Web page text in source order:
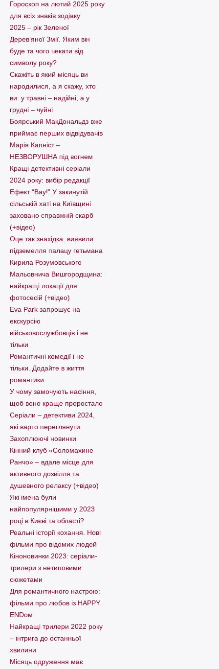
Гороскоп на лютий 2025 року
для всіх знаків зодіаку
2025 – рік Зеленої
Дерев’яної Змії. Яким він
буде та чого чекати від
символу року?
Скажіть в який місяць ви
народилися, а я скажу, хто
ви: у травні – надійні, а у
грудні – чуйні
Боярський МакДональдз вже
приймає перших відвідувачів
Марія Капніст –
НЕЗВОРУШНА під вогнем
Кращі детективні серіали
2024 року: вибір редакції
Ефект “Вау!” У закинутій
сільській хаті на Київщині
заховано справжній скарб
(+відео)
Оце так знахідка: виявили
підземелля палацу гетьмана
Кирила Розумовського
Мальовнича Вишгородщина:
найкращі локації для
фотосесій (+відео)
Eva Park запрошує на
екскурсію
військовослужбовців і не
тільки
Романтичні комедії і не
тільки. Додайте в життя
романтики
У чому замочують насіння,
щоб воно краще проростало
Серіали – детективи 2024,
які варто пеpеглянути.
Захоплюючі новинки
Кінний клуб «Соломахине
Ранчо» – вдале місце для
активного дозвілля та
душевного релаксу (+відео)
Які імена були
найпопулярнішими у 2023
році в Києві та області?
Реальні історії кохання. Нові
фільми про відомих людей
Кіноновинки 2023: серіали-
трилери з нетиповими
сюжетами
Для романтичного настрою:
фільми про любов із HAPPY
ENDом
Найкращі трилери 2022 року
– інтрига до останньої
хвилини
Місяць одруження має